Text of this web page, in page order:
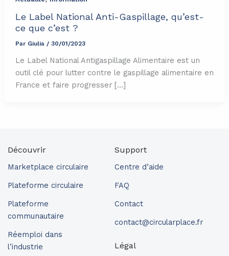
Le Label National Anti-Gaspillage, qu’est-
ce que c’est ?
Par Giulia / 30/01/2023
Le Label National Antigaspillage Alimentaire est un
outil clé pour lutter contre le gaspillage alimentaire en
France et faire progresser […]
Découvrir
Marketplace circulaire
Plateforme circulaire
Plateforme
communautaire
Réemploi dans
l’industrie
Support
Centre d’aide
FAQ
Contact
contact@circularplace.fr
Légal